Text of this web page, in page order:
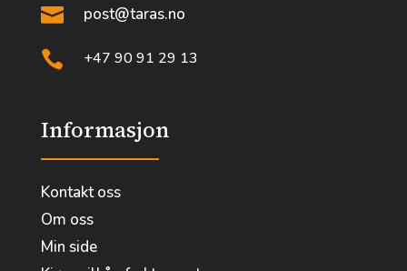
 post@taras.no
 +47 90 91 29 13
Informasjon
Kontakt oss
Om oss
Min side